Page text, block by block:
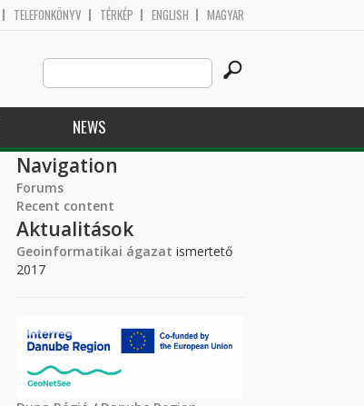
TELEFONKÖNYV TÉRKÉP ENGLISH MAGYAR
Search
this
site
NEWS
Navigation
Forums
Recent content
Aktualitások
Geoinformatikai ágazat ismertető
2017